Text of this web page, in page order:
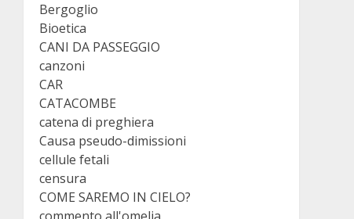
Bergoglio
Bioetica
CANI DA PASSEGGIO
canzoni
CAR
CATACOMBE
catena di preghiera
Causa pseudo-dimissioni
cellule fetali
censura
COME SAREMO IN CIELO?